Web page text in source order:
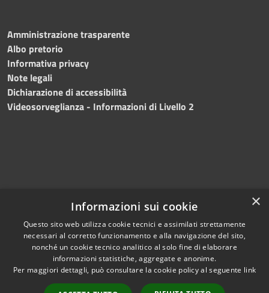
Amministrazione trasparente
Albo pretorio
Informativa privacy
Note legali
Dichiarazione di accessibilità
Videosorveglianza - Informazioni di Livello 2
Accessibilità
Privacy
Copyright © 2024 •
Comune di Mazara del
Vallo• Powered
byMunicipium• Redazione
×
Informazioni sui cookie
Questo sito web utilizza cookie tecnici e assimilati strettamente
necessari al corretto funzionamento e alla navigazione del sito,
nonché un cookie tecnico analitico al solo fine di elaborare
informazioni statistiche, aggregate e anonime.
Per maggiori dettagli, può consultare la cookie policy al seguente link